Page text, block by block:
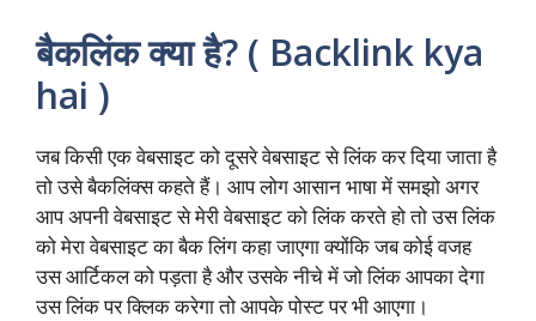
बैकलिंक क्या है? ( Backlink kya
hai )
जब किसी एक वेबसाइट को दूसरे वेबसाइट से लिंक कर दिया जाता है
तो उसे बैकलिंक्स कहते हैं। आप लोग आसान भाषा में समझो अगर
आप अपनी वेबसाइट से मेरी वेबसाइट को लिंक करते हो तो उस लिंक
को मेरा वेबसाइट का बैक लिंग कहा जाएगा क्योंकि जब कोई वजह
उस आर्टिकल को पड़ता है और उसके नीचे में जो लिंक आपका देगा
उस लिंक पर क्लिक करेगा तो आपके पोस्ट पर भी आएगा।